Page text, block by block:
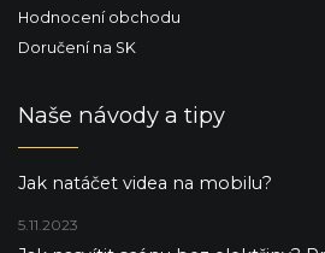
Hodnocení obchodu
Doručení na SK
Naše návody a tipy
Jak natáčet videa na mobilu?
5.11.2023